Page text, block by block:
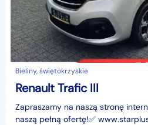
Bieliny, świętokrzyskie
Renault Trafic III
Zapraszamy na naszą stronę
naszą pełną ofertę!✅